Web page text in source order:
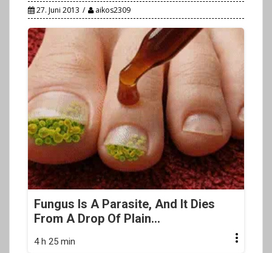
27. Juni 2013 aikos2309
Fungus Is A Parasite, And It Dies
From A Drop Of Plain...
4 h 25 min